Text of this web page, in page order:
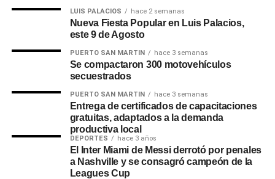
, contaron.
de Messi, estábamos emocionados de tenerlo como
cliente. Después de todo, él no solo es uno de los
mejores jugadores de todos los tiempos, sino
también un verdadero amante del asado, al igual que
nosotros. Fue entonces cuando surgió la idea de
hacer algo especial en su honor. Decidimos crear una
parrilla única, inspirada en su legado y pasión por el
fútbol y el asado», agregaron.
LUIS PALACIOS hace 2 semanas
Nueva Fiesta Popular en Luis Palacios,
este 9 de Agosto
PUERTO SAN MARTIN hace 3 semanas
Se compactaron 300 motovehículos
secuestrados
PUERTO SAN MARTIN hace 3 semanas
Entrega de certificados de capacitaciones
gratuitas, adaptados a la demanda
productiva local
DEPORTES hace 3 años
El Inter Miami de Messi derrotó por penales
a Nashville y se consagró campeón de la
Leagues Cup